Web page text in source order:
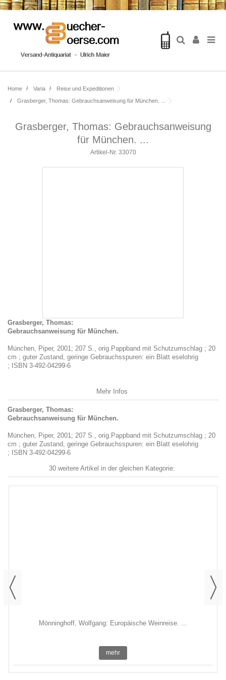
Home Varia
Reise und Expeditionen
Grasberger, Thomas: Gebrauchsanweisung für München. ...
Grasberger, Thomas: Gebrauchsanweisung
für München. ...
Artikel-Nr. 33070
Grasberger, Thomas:
Gebrauchsanweisung für München.
München, Piper, 2001; 207 S., orig.Pappband mit Schutzumschlag ; 20
cm ; guter Zustand, geringe Gebrauchsspuren: ein Blatt eselohrig
; ISBN 3-492-04299-6
Mehr Infos
Grasberger, Thomas:
Gebrauchsanweisung für München.
München, Piper, 2001; 207 S., orig.Pappband mit Schutzumschlag ; 20
cm ; guter Zustand, geringe Gebrauchsspuren: ein Blatt eselohrig
; ISBN 3-492-04299-6
30 weitere Artikel in der gleichen Kategorie:
Mönninghoff, Wolfgang: Europäische Weinreise. ...
mehr